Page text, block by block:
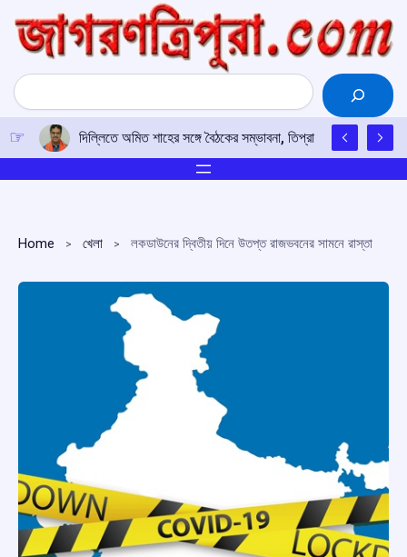
content
Search
দিল্লিতে অমিত শাহের সঙ্গে বৈঠকের সম্ভাবনা, তিপ্রা মথা নেতৃত্বকে
Home খেলা লকডাউনের দ্বিতীয় দিনে উতপ্ত রাজভবনের সামনে রাস্তা